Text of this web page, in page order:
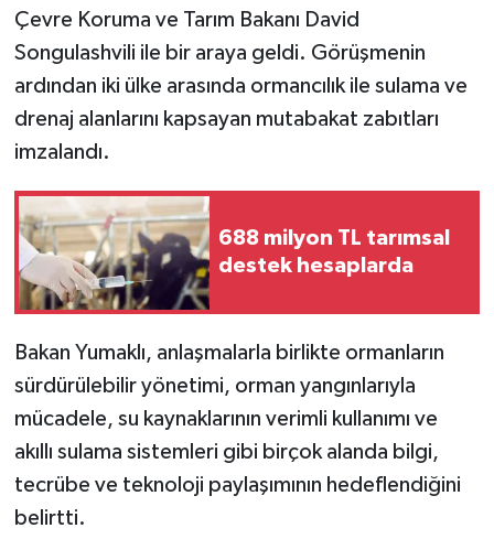
Çevre Koruma ve Tarım Bakanı David
Songulashvili ile bir araya geldi. Görüşmenin
ardından iki ülke arasında ormancılık ile sulama ve
drenaj alanlarını kapsayan mutabakat zabıtları
imzalandı.
688 milyon TL tarımsal
destek hesaplarda
Bakan Yumaklı, anlaşmalarla birlikte ormanların
sürdürülebilir yönetimi, orman yangınlarıyla
mücadele, su kaynaklarının verimli kullanımı ve
akıllı sulama sistemleri gibi birçok alanda bilgi,
tecrübe ve teknoloji paylaşımının hedeflendiğini
belirtti.